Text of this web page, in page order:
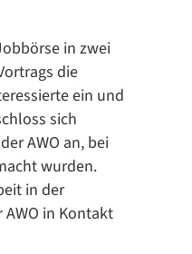
in zwei
die
ein und
sich
AWO an, bei
wurden.
in der
in Kontakt